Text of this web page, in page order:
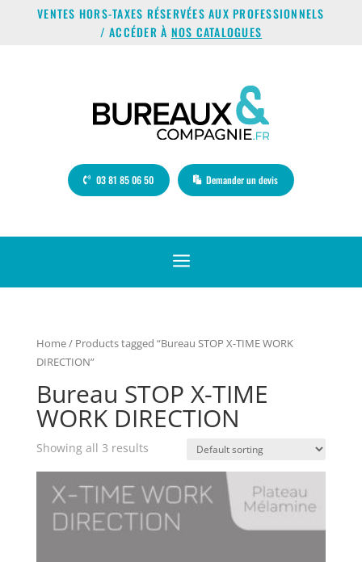
VENTES HORS-TAXES RÉSERVÉES AUX PROFESSIONNELS
/ ACCÉDER À NOS CATALOGUES
03 81 85 06 50 Demander un devis
a
Home/ Products tagged “Bureau STOP X-TIME WORK
DIRECTION”
Bureau STOP X-TIME
WORK DIRECTION
Showing all 3 results